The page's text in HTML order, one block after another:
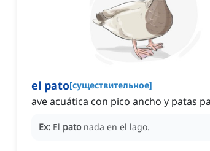
el pato[существительное]
ave acuática con pico ancho y patas
Ex: El pato nada en el lago.